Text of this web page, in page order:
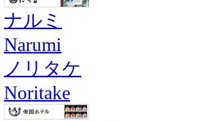
ナルミ
Narumi
ノリタケ
Noritake